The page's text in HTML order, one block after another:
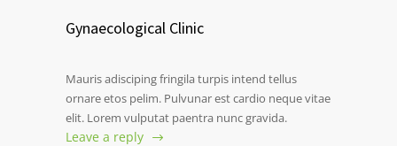
Gynaecological Clinic
Mauris adisciping fringila turpis intend tellus
ornare etos pelim. Pulvunar est cardio neque vitae
elit. Lorem vulputat paentra nunc gravida.
Leave a reply